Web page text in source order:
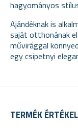
hagyományos
Ajándéknak is
saját otthonának
művirággal
egy csipetnyi
TERMÉK